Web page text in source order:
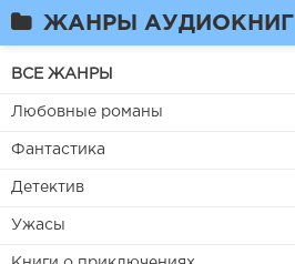
ЖАНРЫ АУДИОКНИГ
ВСЕ ЖАНРЫ
Любовные романы
Фантастика
Детектив
Ужасы